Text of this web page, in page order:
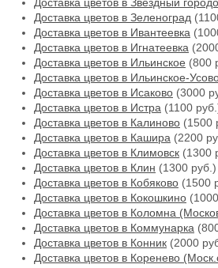
Доставка цветов в Зеленоград
Доставка цветов в Ивантеевка
Доставка цветов в Игнатеевка
Доставка цветов в Ильинское (800
Доставка цветов в Ильинское-
Доставка цветов в Исаково (3000
Доставка цветов в Истра (1100
Доставка цветов в Калиново (1500
Доставка цветов в Кашира (2200
Доставка цветов в Климовск (1300
Доставка цветов в Клин (1300 руб.)
Доставка цветов в Кобяково (1500
Доставка цветов в Кокошкино
Доставка цветов в Коломна
Доставка цветов в Коммунарка
Доставка цветов в Конник (2000
Доставка цветов в Коренево